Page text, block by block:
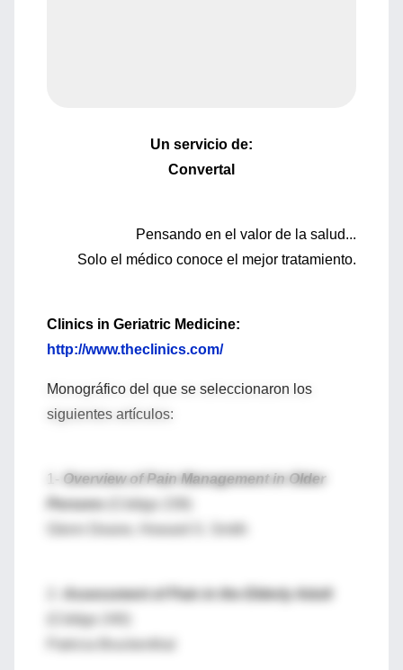
Un servicio de:
Convertal
Pensando en el valor de la salud...
Solo el médico conoce el mejor tratamiento.
Clinics in Geriatric Medicine:
http://www.theclinics.com/
Monográfico del que se seleccionaron los
siguientes artículos:
1- Overview of Pain Management in Older
Persons
(Código 239)
Assessment of Pain in the Elderly Adult
(Código 240)